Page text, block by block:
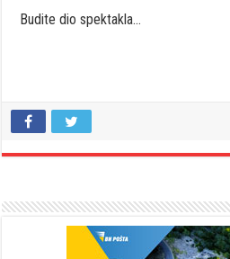
Budite dio spektakla…